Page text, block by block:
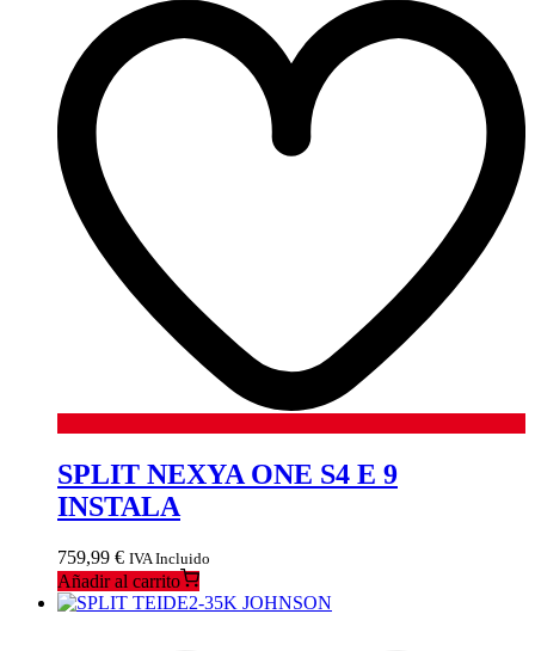
SPLIT NEXYA ONE S4 E 9
INSTALA
759,99 € IVA Incluido
Añadir al carrito